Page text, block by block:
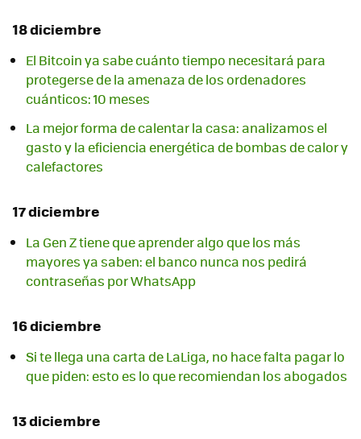
18 diciembre
El Bitcoin ya sabe cuánto tiempo necesitará para
protegerse de la amenaza de los ordenadores
cuánticos: 10 meses
La mejor forma de calentar la casa: analizamos el
gasto y la eficiencia energética de bombas de calor y
calefactores
17 diciembre
La Gen Z tiene que aprender algo que los más
mayores ya saben: el banco nunca nos pedirá
contraseñas por WhatsApp
16 diciembre
Si te llega una carta de LaLiga, no hace falta pagar lo
que piden: esto es lo que recomiendan los abogados
13 diciembre